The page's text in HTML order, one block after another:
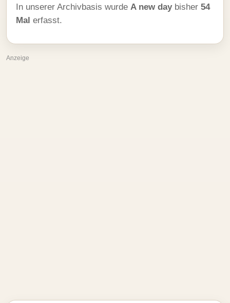
In unserer Archivbasis wurde A new daybisher 54
Mal erfasst.
Anzeige